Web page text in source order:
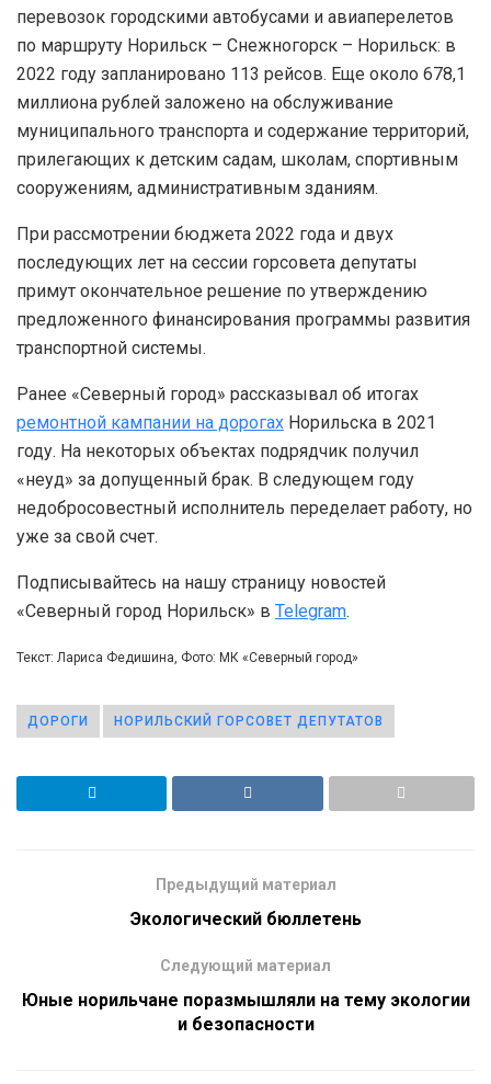
перевозок городскими автобусами и авиаперелетов
по маршруту Норильск – Снежногорск – Норильск: в
2022 году запланировано 113 рейсов. Еще около 678,1
миллиона рублей заложено на обслуживание
муниципального транспорта и содержание территорий,
прилегающих к детским садам, школам, спортивным
сооружениям, административным зданиям.
При рассмотрении бюджета 2022 года и двух
последующих лет на сессии горсовета депутаты
примут окончательное решение по утверждению
предложенного финансирования программы развития
транспортной системы.
Ранее «Северный город» рассказывал об итогах
ремонтной кампании на дорогах Норильска в 2021
году. На некоторых объектах подрядчик получил
«неуд» за допущенный брак. В следующем году
недобросовестный исполнитель переделает работу, но
уже за свой счет.
Подписывайтесь на нашу страницу новостей
«Северный город Норильск» в Telegram.
Текст: Лариса Федишина, Фото: МК «Северный город»
ДОРОГИ НОРИЛЬСКИЙ ГОРСОВЕТ ДЕПУТАТОВ
Предыдущий материал
Экологический бюллетень
Следующий материал
Юные норильчане поразмышляли на тему экологии
и безопасности